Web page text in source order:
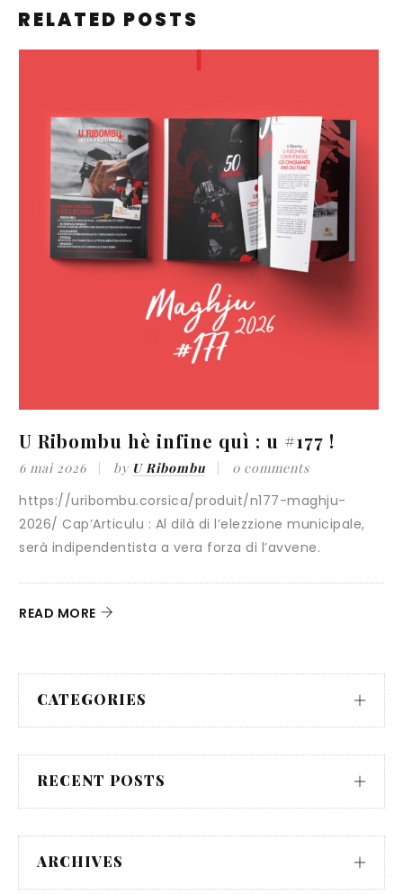
RELATED POSTS
infine quì : u #177 !
U Ribombu 0 comments
produit/n177-maghju-
: Al dilà di l’elezzione municipale,
a vera forza di l’avvene.
Sfida Nova :
français va-
25 octobre 2025
Il y a quelques
CATEGORIES
RECENT POSTS
ARCHIVES